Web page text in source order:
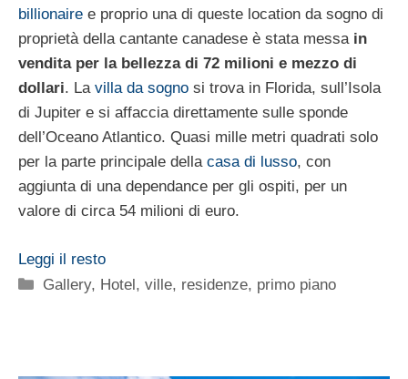
billionaire e proprio una di queste location da sogno di
proprietà della cantante canadese è stata messain
vendita per la bellezza di 72 milioni e mezzo di
dollari. La villa da sogno si trova in Florida, sull’Isola
di Jupiter e si affaccia direttamente sulle sponde
dell’Oceano Atlantico. Quasi mille metri quadrati solo
per la parte principale della casa di lusso, con
aggiunta di una dependance per gli ospiti, per un
valore di circa 54 milioni di euro.
Leggi il resto
Categorie
Gallery, Hotel, ville, residenze, primo piano